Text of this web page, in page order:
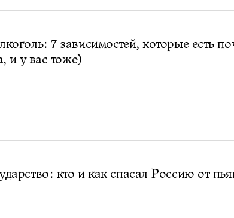
7 зависимостей, которые есть
и у вас тоже)
кто и как спасал Россию от